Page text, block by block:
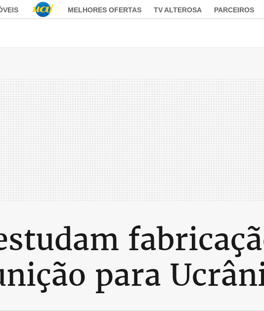
MELHORES OFERTAS TV ALTEROSA PARCEIROS
para